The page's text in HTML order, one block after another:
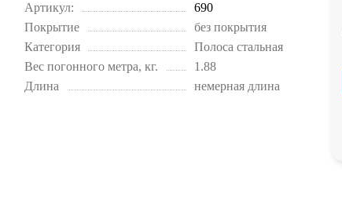
Артикул:
690
Покрытие
без покрытия
Категория
Полоса стальная
Вес погонного метра, кг.
1.88
Длина
немерная длина